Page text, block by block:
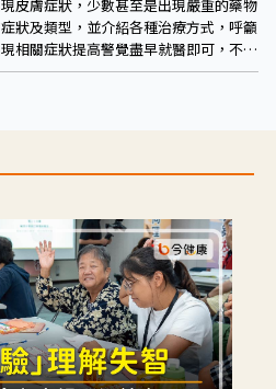
皮膚症狀，少數甚至是出現嚴重的藥物
狀及類型，並介紹各種治療方式，呼籲
相關症狀提高警覺盡早就醫即可，不必